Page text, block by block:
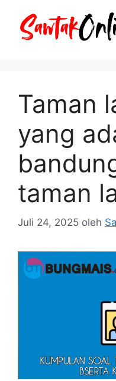
Taman
yang
taman
Juli 24, 2025 oleh